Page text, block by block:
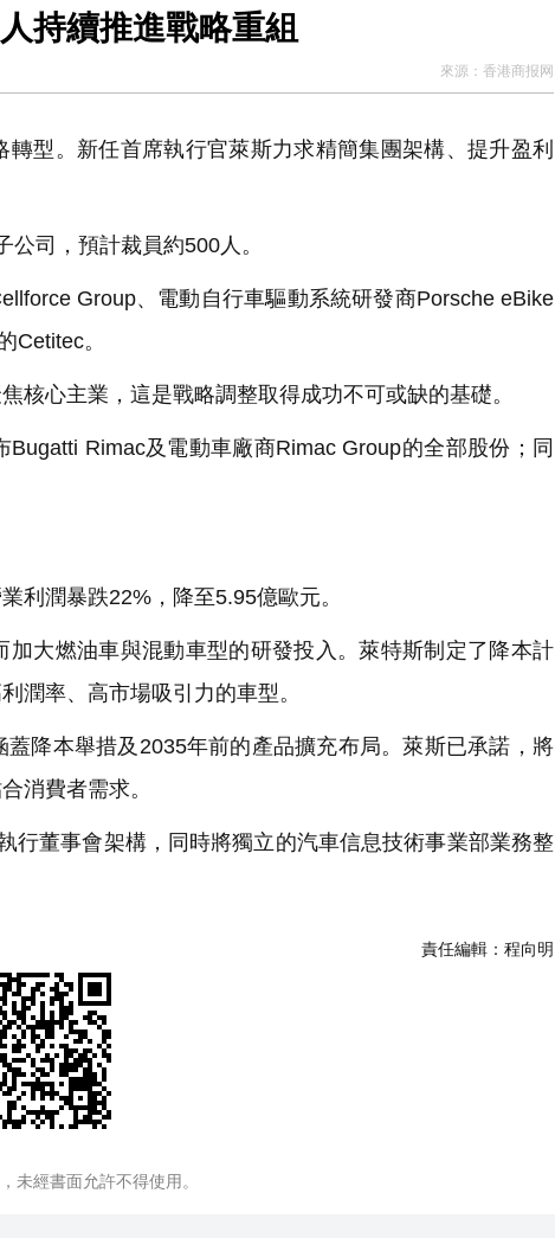
持續推進戰略重組
來源： 香港商报网
。新任首席執行官萊斯力求精簡集團架構、提升盈利
司，預計裁員約500人。
Group、電動自行車驅動系統研發商Porsche eBike
Cetitec。
心主業，這是戰略調整取得成功不可或缺的基礎。
Rimac及電動車廠商Rimac Group的全部股份；同
潤暴跌22%，降至5.95億歐元。
大燃油車與混動車型的研發投入。萊特斯制定了降本計
潤率、高市場吸引力的車型。
本舉措及2035年前的產品擴充布局。萊斯已承諾，將
消費者需求。
董事會架構，同時將獨立的汽車信息技術事業部業務整
責任編輯： 程向明
未經書面允許不得使用。